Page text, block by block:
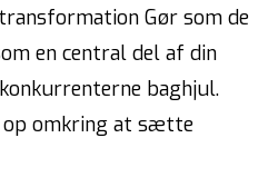
Gør som de
en central del af din
baghjul.
op omkring at sætte